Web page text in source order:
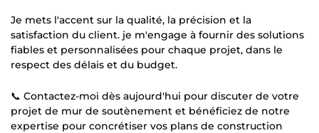
Je mets l'accent sur la qualité, la précision et la
satisfaction du client. je m'engage à fournir des solutions
fiables et personnalisées pour chaque projet, dans le
respect des délais et du budget.
📞 Contactez-moi dès aujourd'hui pour discuter de votre
projet de mur de soutènement et bénéficiez de notre
expertise pour concrétiser vos plans de construction